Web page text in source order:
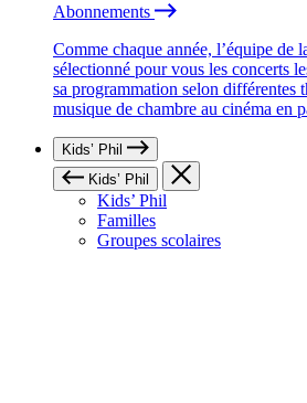
Abonnements
Comme chaque année, l’équipe de
sélectionné pour vous les concerts
sa programmation selon différentes
musique de chambre au cinéma en
Kids’ Phil
Kids’ Phil
Kids’ Phil
Familles
Groupes scolaires